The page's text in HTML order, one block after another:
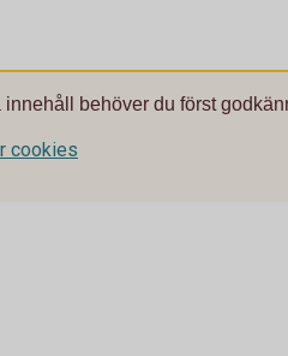
innehåll behöver du först
cookies